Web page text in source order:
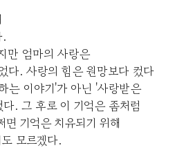
.
만 엄마의 사랑은
다. 사랑의 힘은 원망보다 컸다
는 이야기'가 아닌 '사랑받은
. 그 후로 이 기억은 좀처럼
기억은 치유되기 위해
모르겠다.